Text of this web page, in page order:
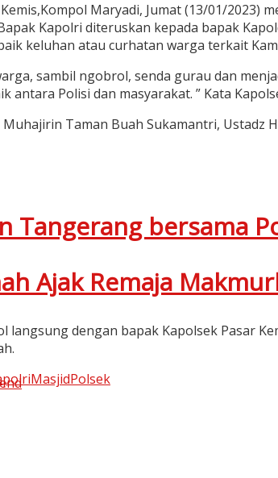
Maryadi, Jumat (13/01/
Kapolri diteruskan kepada bapak
keluhan atau curhatan warga terkait
sambil ngobrol, senda gurau dan
antara Polisi dan masyarakat. ” Kata
Muhajirin Taman Buah Sukamantri,
Tangerang bersama
Ajak Remaja
langsung dengan bapak Kapolsek Pasar
MasjidPolsek